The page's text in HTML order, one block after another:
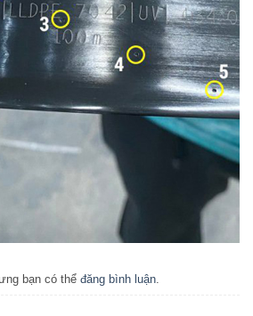
bạn có thể đăng bình luận